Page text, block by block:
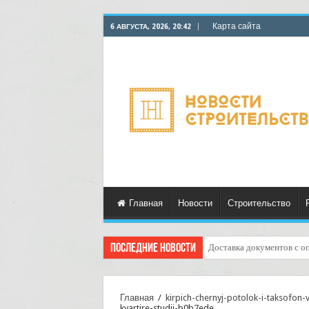
6 АВГУСТА, 2026, 20:42 Карта сайта
Главная Новости Строительство
Последние новости Доставка документов с
Курьерские услуги
Главная / kirpich-chernyj-potolok-i-